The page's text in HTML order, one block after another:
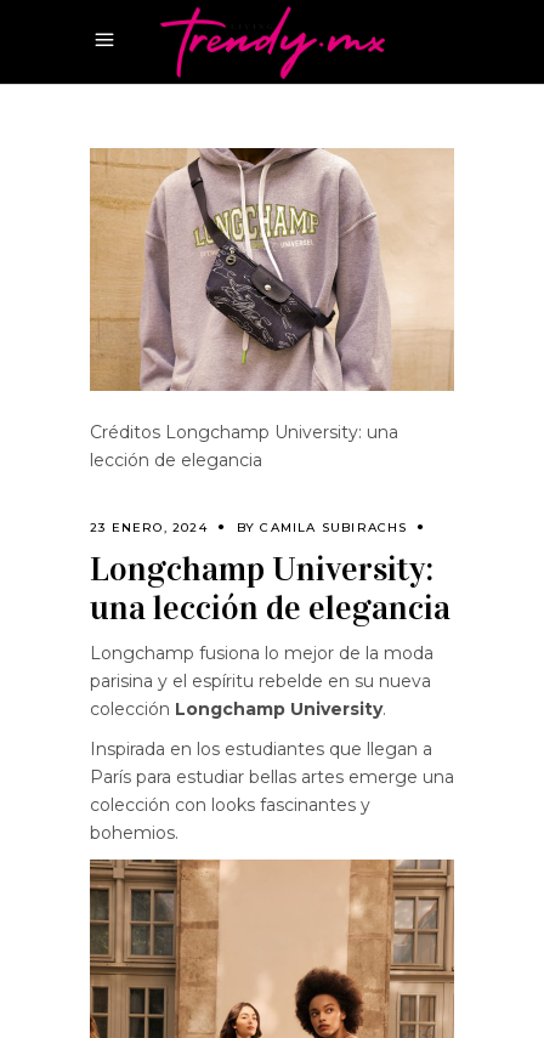
Créditos Longchamp University: una
lección de elegancia
23 ENERO, 2024 BYCAMILA SUBIRACHS
Longchamp University:
una lección de elegancia
Longchamp fusiona lo mejor de la moda
parisina y el espíritu rebelde en su nueva
colección Longchamp University.
Inspirada en los estudiantes que llegan a
París para estudiar bellas artes emerge una
colección con looks fascinantes y
bohemios.